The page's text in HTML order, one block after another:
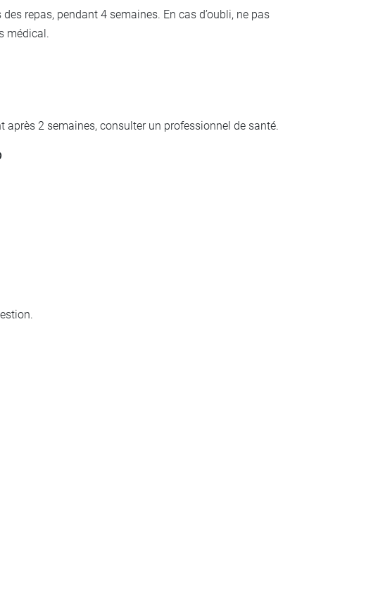
repas, pendant 4 semaines. En cas d’oubli, ne pas
médical.
après 2 semaines, consulter un professionnel de santé.